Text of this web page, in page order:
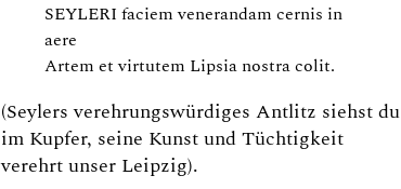
SEYLERI faciem venerandam cernis in
aere
Artem et virtutem Lipsia nostra colit.
(Seylers verehrungswürdiges Antlitz siehst du
im Kupfer, seine Kunst und Tüchtigkeit
verehrt unser Leipzig).